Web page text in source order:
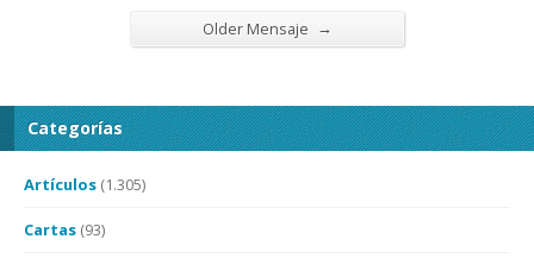
Older Mensaje →
Categorías
Artículos (1.305)
Cartas (93)